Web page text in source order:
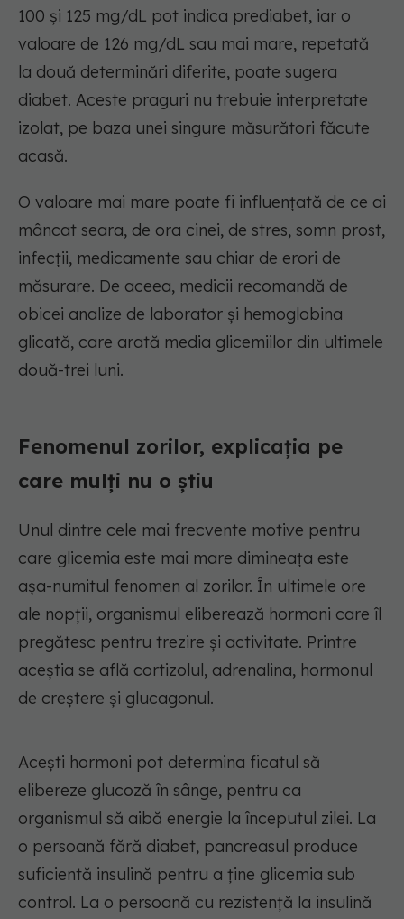
100 și 125 mg/dL pot indica prediabet, iar o
valoare de 126 mg/dL sau mai mare, repetată
la două determinări diferite, poate sugera
diabet. Aceste praguri nu trebuie interpretate
izolat, pe baza unei singure măsurători făcute
acasă.
O valoare mai mare poate fi influențată de ce ai
mâncat seara, de ora cinei, de stres, somn prost,
infecții, medicamente sau chiar de erori de
măsurare. De aceea, medicii recomandă de
obicei analize de laborator și hemoglobina
glicată, care arată media glicemiilor din ultimele
două-trei luni.
Fenomenul zorilor, explicația pe
care mulți nu o știu
Unul dintre cele mai frecvente motive pentru
care glicemia este mai mare dimineața este
așa-numitul fenomen al zorilor. În ultimele ore
ale nopții, organismul eliberează hormoni care îl
pregătesc pentru trezire și activitate. Printre
aceștia se află cortizolul, adrenalina, hormonul
de creștere și glucagonul.
Acești hormoni pot determina ficatul să
elibereze glucoză în sânge, pentru ca
organismul să aibă energie la începutul zilei. La
o persoană fără diabet, pancreasul produce
suficientă insulină pentru a ține glicemia sub
control. La o persoană cu rezistență la insulină